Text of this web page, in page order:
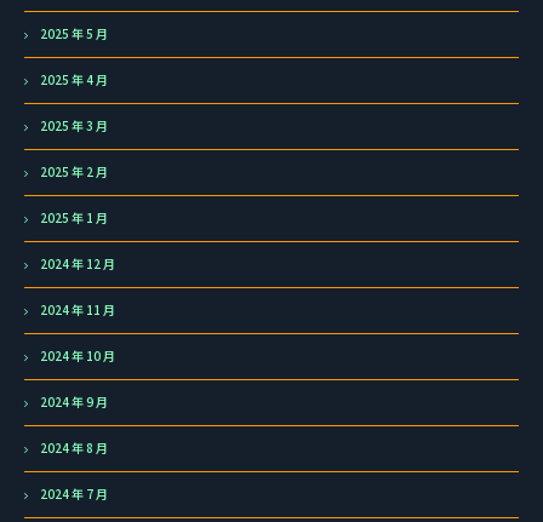
2025 年 5 月
2025 年 4 月
2025 年 3 月
2025 年 2 月
2025 年 1 月
2024 年 12 月
2024 年 11 月
2024 年 10 月
2024 年 9 月
2024 年 8 月
2024 年 7 月